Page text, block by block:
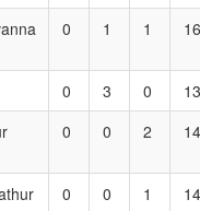
0 1 1 16
0 3 0
13
0 0 2 14
0 0 1
14